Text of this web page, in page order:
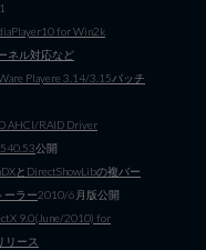
for Win2k
ネル対応など
Playere 3.14/3.15パッチ
AHCI/RAID Driver
公開
とDirectShowLibの複バー
ーラー2010/6月版公開
9.0(June/2010) for
リース